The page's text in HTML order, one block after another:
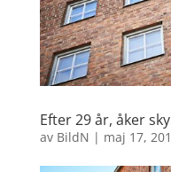
Efter 29 år, åker
av BildN | maj 17,